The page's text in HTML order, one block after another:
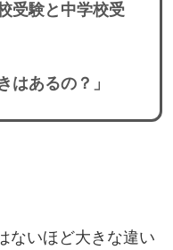
受験と中学校受
はあるの？」
ないほど大きな違い